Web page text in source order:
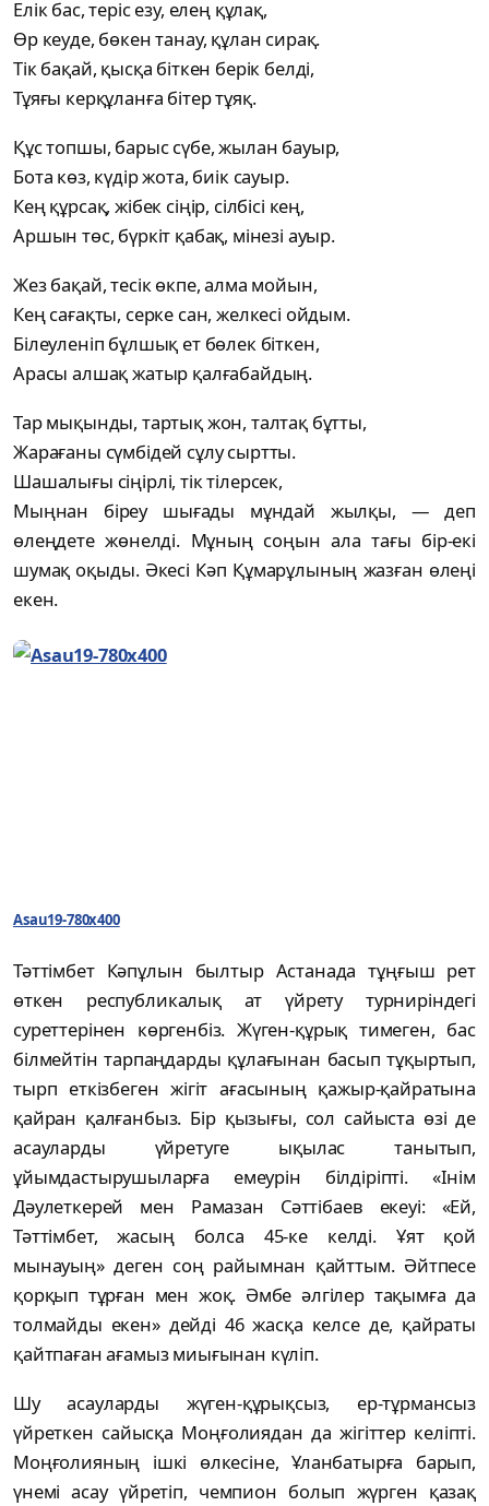
Елік бас, теріс езу, елең құлақ,
Өр кеуде, бөкен танау, құлан сирақ.
Тік бақай, қысқа біткен берік белді,
Тұяғы керқұланға бітер тұяқ.
Құс топшы, барыс сүбе, жылан бауыр,
Бота көз, күдір жота, биік сауыр.
Кең құрсақ, жібек сіңір, сілбісі кең,
Аршын төс, бүркіт қабақ, мінезі ауыр.
Жез бақай, тесік өкпе, алма мойын,
Кең сағақты, серке сан, желкесі ойдым.
Білеуленіп бұлшық ет бөлек біткен,
Арасы алшақ жатыр қалғабайдың.
Тар мықынды, тартық жон, талтақ бұтты,
Жарағаны сүмбідей сұлу сыртты.
Шашалығы сіңірлі, тік тілерсек,
Мыңнан біреу шығады мұндай жылқы, — деп
өлеңдете жөнелді. Мұның соңын ала тағы бір-екі
шумақ оқыды. Әкесі Кәп Құмарұлының жазған өлеңі
екен.
Asau19-780x400
Тәттімбет Кәпұлын былтыр Астанада тұңғыш рет
өткен республикалық ат үйрету турниріндегі
суреттерінен көргенбіз. Жүген-құрық тимеген, бас
білмейтін тарпаңдарды құлағынан басып тұқыртып,
тырп еткізбеген жігіт ағасының қажыр-қайратына
қайран қалғанбыз. Бір қызығы, сол сайыста өзі де
асауларды үйретуге ықылас танытып,
ұйымдастырушыларға емеурін білдіріпті. «Інім
Дәулеткерей мен Рамазан Сәттібаев екеуі: «Ей,
Тәттімбет, жасың болса 45-ке келді. Ұят қой
мынауың» деген соң райымнан қайттым. Әйтпесе
қорқып тұрған мен жоқ. Әмбе әлгілер тақымға да
толмайды екен» дейді 46 жасқа келсе де, қайраты
қайтпаған ағамыз миығынан күліп.
Шу асауларды жүген-құрықсыз, ер-тұрмансыз
үйреткен сайысқа Моңғолиядан да жігіттер келіпті.
Моңғолияның ішкі өлкесіне, Ұланбатырға барып,
үнемі асау үйретіп, чемпион болып жүрген қазақ